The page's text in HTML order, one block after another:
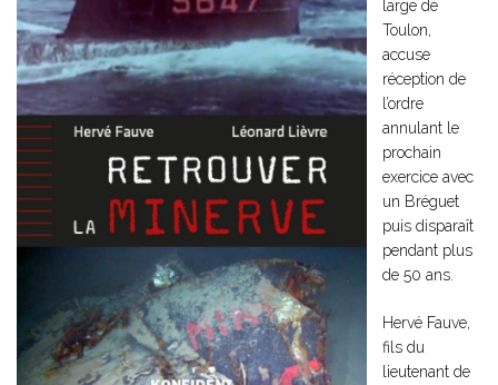
large de
Toulon,
accuse
réception de
l’ordre
annulant le
prochain
exercice avec
un Bréguet
puis disparaît
pendant plus
de 50 ans.
Hervé Fauve,
fils du
lieutenant de